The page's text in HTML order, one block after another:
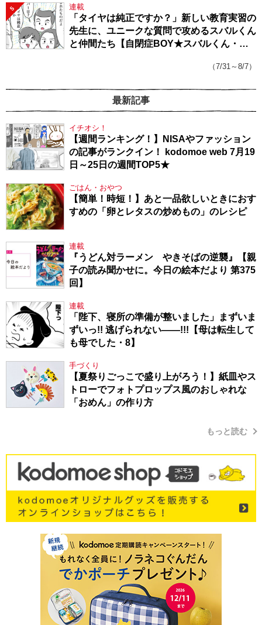
5 連載
「タイヤは純正ですか？」新しい教育実習の
先生に、ユニークな質問で攻めるスバルくん
と仲間たち【自閉症BOY★スバルくん・
（7/31～8/7）
最新記事
イチオシ！
【週間ランキング！】NISAやファッション
の記事がランクイン！ kodomoe web 7月19
日～25日の週間TOP5★
ごはん・おやつ
【簡単！時短！】あと一品欲しいときにおす
すめの「卵とレタスの炒めもの」のレシピ
連載
『うどん対ラーメン やきそばの逆襲』【親
子の読み聞かせに。今日の絵本だより 第375
回】
連載
「陛下、寝所の準備が整いました」まずいま
ずいっ!! 逃げられない――!!!【母は転生して
も母でした・8】
手づくり
【夏祭りごっこで盛り上がろう！】紙皿やス
トローでフォトプロップス風のおしゃれな
「おめん」の作り方
もっと読む